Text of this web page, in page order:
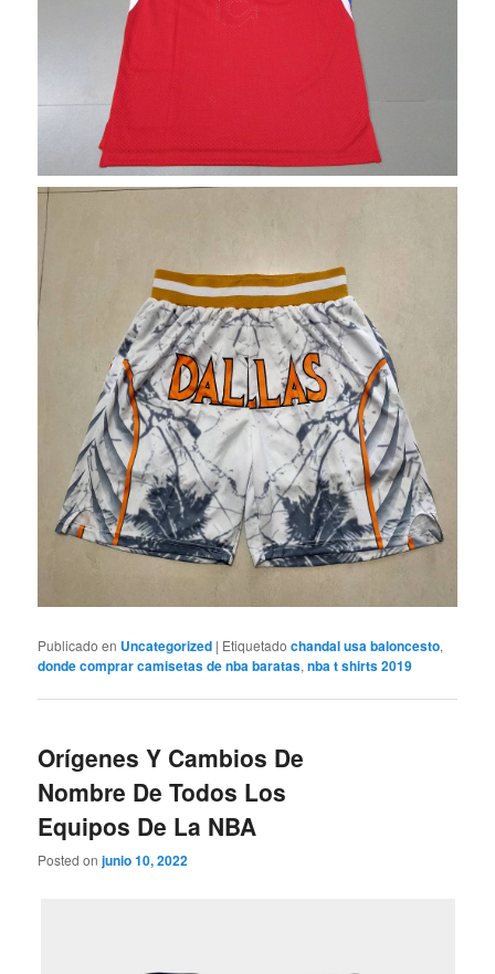
Publicado en Uncategorized | Etiquetado chandal usa baloncesto,
donde comprar camisetas de nba baratas,nba t shirts 2019
Orígenes Y Cambios De
Nombre De Todos Los
Equipos De La NBA
Posted onjunio 10, 2022